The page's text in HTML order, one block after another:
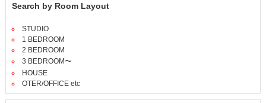
Search by Room Layout
STUDIO
1 BEDROOM
2 BEDROOM
3 BEDROOM〜
HOUSE
OTER/OFFICE etc